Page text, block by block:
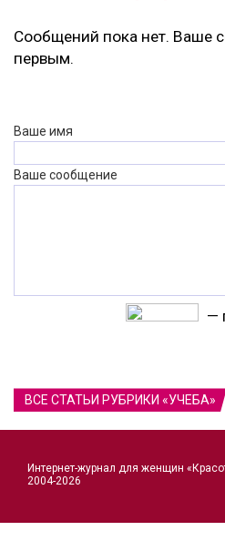
Сообщений пока нет. Ваше
первым.
Ваше имя
Ваше сообщение
—
ВСЕ СТАТЬИ РУБРИКИ «УЧЕБА»
Интернет-журнал для женщин
2004-2026